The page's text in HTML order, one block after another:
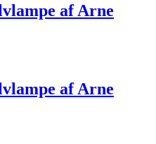
af Arne
af Arne